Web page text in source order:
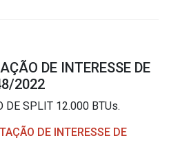
DE INTERESSE DE
2022
DE SPLIT 12.000 BTUs.
DE INTERESSE DE